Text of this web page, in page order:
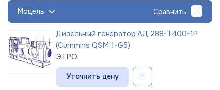
Модель Сравнить
Дизельный генератор АД 288-Т400-1Р
(Cummins QSM11-G5)
ЭТРО
Уточнить цену